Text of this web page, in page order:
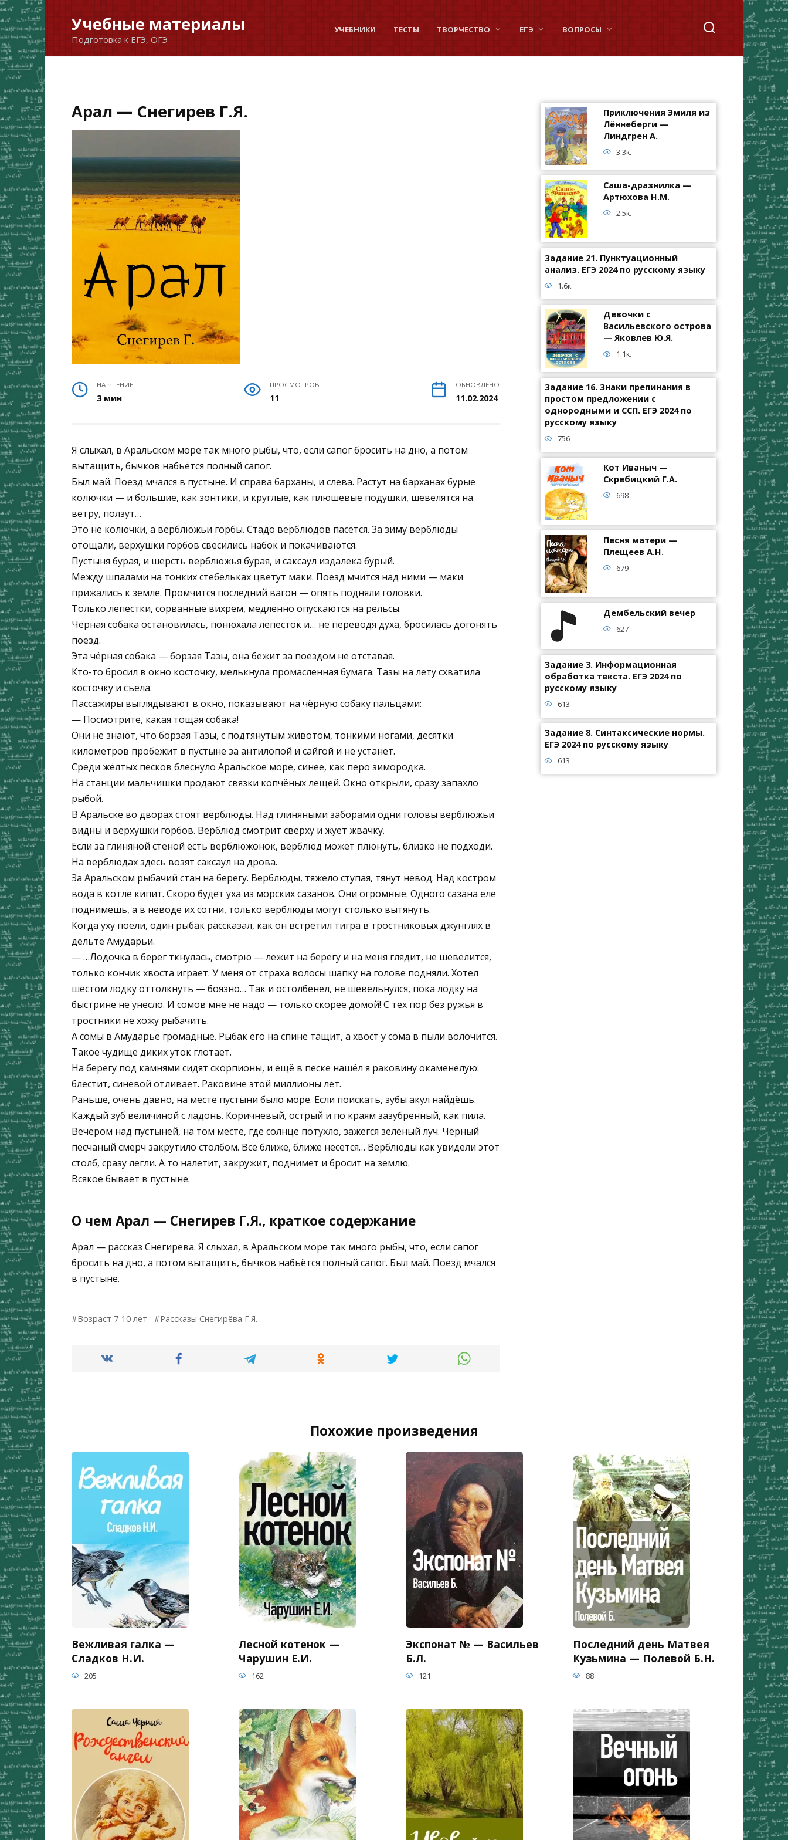
Перейти
к
содержанию
Учебные материалы
Подготовка к ЕГЭ, ОГЭ
УЧЕБНИКИ ТЕСТЫ ТВОРЧЕСТВО ЕГЭ ВОПРОСЫ
Арал — Снегирев Г.Я.
НА ЧТЕНИЕ
3 мин
ПРОСМОТРОВ
11
ОБНОВЛЕНО
11.02.2024
Я слыхал, в Аральском море так много рыбы, что, если сапог бросить на дно, а потом
вытащить, бычков набьётся полный сапог.
Был май. Поезд мчался в пустыне. И справа барханы, и слева. Растут на барханах бурые
колючки — и большие, как зонтики, и круглые, как плюшевые подушки, шевелятся на
ветру, ползут…
Это не колючки, а верблюжьи горбы. Стадо верблюдов пасётся. За зиму верблюды
отощали, верхушки горбов свесились набок и покачиваются.
Пустыня бурая, и шерсть верблюжья бурая, и саксаул издалека бурый.
Между шпалами на тонких стебельках цветут маки. Поезд мчится над ними — маки
прижались к земле. Промчится последний вагон — опять подняли головки.
Только лепестки, сорванные вихрем, медленно опускаются на рельсы.
Чёрная собака остановилась, понюхала лепесток и… не переводя духа, бросилась догонять
поезд.
Эта чёрная собака — борзая Тазы, она бежит за поездом не отставая.
Кто-то бросил в окно косточку, мелькнула промасленная бумага. Тазы на лету схватила
косточку и съела.
Пассажиры выглядывают в окно, показывают на чёрную собаку пальцами:
— Посмотрите, какая тощая собака!
Они не знают, что борзая Тазы, с подтянутым животом, тонкими ногами, десятки
километров пробежит в пустыне за антилопой и сайгой и не устанет.
Среди жёлтых песков блеснуло Аральское море, синее, как перо зимородка.
На станции мальчишки продают связки копчёных лещей. Окно открыли, сразу запахло
рыбой.
В Аральске во дворах стоят верблюды. Над глиняными заборами одни головы верблюжьи
видны и верхушки горбов. Верблюд смотрит сверху и жуёт жвачку.
Если за глиняной стеной есть верблюжонок, верблюд может плюнуть, близко не подходи.
На верблюдах здесь возят саксаул на дрова.
За Аральском рыбачий стан на берегу. Верблюды, тяжело ступая, тянут невод. Над костром
вода в котле кипит. Скоро будет уха из морских сазанов. Они огромные. Одного сазана еле
поднимешь, а в неводе их сотни, только верблюды могут столько вытянуть.
Когда уху поели, один рыбак рассказал, как он встретил тигра в тростниковых джунглях в
дельте Амударьи.
— …Лодочка в берег ткнулась, смотрю — лежит на берегу и на меня глядит, не шевелится,
только кончик хвоста играет. У меня от страха волосы шапку на голове подняли. Хотел
шестом лодку оттолкнуть — боязно… Так и остолбенел, не шевельнулся, пока лодку на
быстрине не унесло. И сомов мне не надо — только скорее домой! С тех пор без ружья в
тростники не хожу рыбачить.
А сомы в Амударье громадные. Рыбак его на спине тащит, а хвост у сома в пыли волочится.
Такое чудище диких уток глотает.
На берегу под камнями сидят скорпионы, и ещё в песке нашёл я раковину окаменелую:
блестит, синевой отливает. Раковине этой миллионы лет.
Раньше, очень давно, на месте пустыни было море. Если поискать, зубы акул найдёшь.
Каждый зуб величиной с ладонь. Коричневый, острый и по краям зазубренный, как пила.
Вечером над пустыней, на том месте, где солнце потухло, зажёгся зелёный луч. Чёрный
песчаный смерч закрутило столбом. Всё ближе, ближе несётся… Верблюды как увидели этот
столб, сразу легли. А то налетит, закружит, поднимет и бросит на землю.
Всякое бывает в пустыне.
О чем Арал — Снегирев Г.Я., краткое содержание
Арал — рассказ Снегирева. Я слыхал, в Аральском море так много рыбы, что, если сапог
бросить на дно, а потом вытащить, бычков набьётся полный сапог. Был май. Поезд мчался
в пустыне.
Возраст 7-10 лет Рассказы Снегирёва Г.Я.
Приключения Эмиля из
Лённеберги —
Линдгрен А.
3.3к.
Саша-дразнилка —
Артюхова Н.М.
2.5к.
Задание 21. Пунктуационный
анализ. ЕГЭ 2024 по русскому языку
1.6к.
Девочки с
Васильевского острова
— Яковлев Ю.Я.
1.1к.
Задание 16. Знаки препинания в
простом предложении с
однородными и ССП. ЕГЭ 2024 по
русскому языку
756
Кот Иваныч —
Скребицкий Г.А.
698
Песня матери —
Плещеев А.Н.
679
Дембельский вечер
627
Задание 3. Информационная
обработка текста. ЕГЭ 2024 по
русскому языку
613
Задание 8. Синтаксические нормы.
ЕГЭ 2024 по русскому языку
613
Похожие произведения
Вежливая галка —
Сладков Н.И.
205
Лесной котенок —
Чарушин Е.И.
162
Экспонат № — Васильев
Б.Л.
121
Последний день Матвея
Кузьмина — Полевой Б.Н.
88